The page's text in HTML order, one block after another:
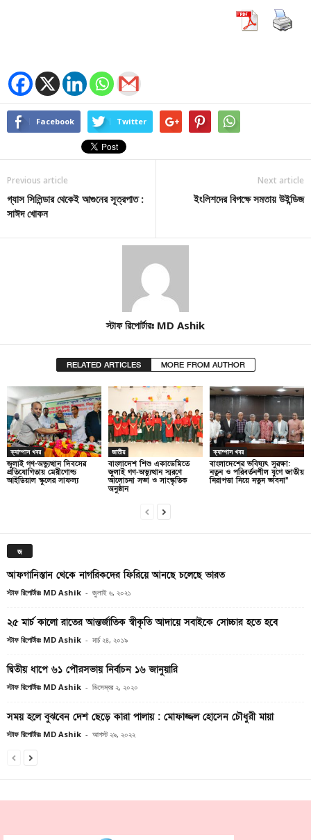
Facebook Twitter
Previous article
গ্যাস সিলিন্ডার থেকেই আগুনের সূত্রপাত :
সাঈদ খোকন
Next article
ইংলিশদের বিপক্ষে সমতায় উইন্ডিজ
স্টাফ রিপোর্টারঃ MD Ashik
RELATED ARTICLES MORE FROM AUTHOR
ক্যাম্পাস খবর
জুলাই গণ-অভ্যুত্থান দিবসের
প্রতিযোগিতায় মেরীগোল্ড
আইডিয়াল স্কুলের সাফল্য
জাতীয়
বাংলাদেশ শিশু একাডেমিতে
জুলাই গণ-অভ্যুত্থান স্মরণে
আলোচনা সভা ও সাংস্কৃতিক
অনুষ্ঠান
ক্যাম্পাস খবর
বাংলাদেশের ভবিষ্যৎ সুরক্ষা:
নতুন ও পরিবর্তনশীল যুগে জাতীয়
নিরাপত্তা নিয়ে নতুন ভাবনা”
জ
আফগানিস্তান থেকে নাগরিকদের ফিরিয়ে আনছে চলেছে ভারত
স্টাফ রিপোর্টারঃ MD Ashik - জুলাই ৬, ২০২১
২৫ মার্চ কালো রাতের আন্তর্জাতিক স্বীকৃতি আদায়ে সবাইকে সোচ্চার হতে হবে
স্টাফ রিপোর্টারঃ MD Ashik - মার্চ ২৪, ২০১৯
দ্বিতীয় ধাপে ৬১ পৌরসভায় নির্বাচন ১৬ জানুয়ারি
স্টাফ রিপোর্টারঃ MD Ashik - ডিসেম্বর ২, ২০২০
সময় হলে বুঝবেন দেশ ছেড়ে কারা পালায় : মোফাজ্জল হোসেন চৌধুরী মায়া
স্টাফ রিপোর্টারঃ MD Ashik - আগস্ট ২৯, ২০২২